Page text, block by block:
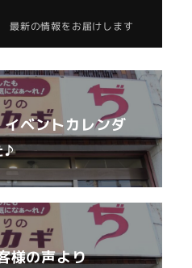
最新の情報をお届けします
ベントカレンダ
♪
様の声より